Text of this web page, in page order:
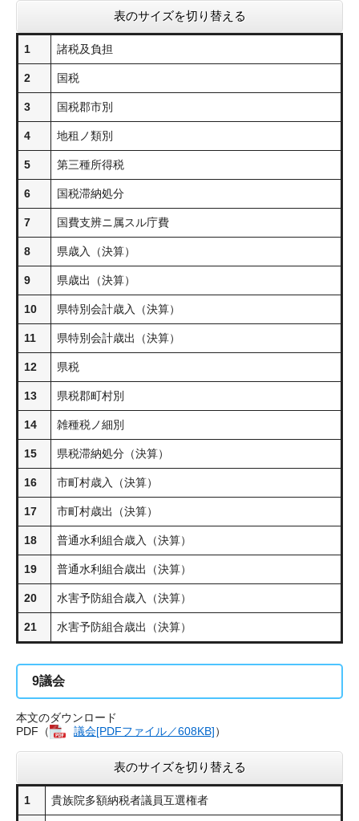
表のサイズを切り替える
1 諸税及負担
2 国税
3 国税郡市別
4 地租ノ類別
5 第三種所得税
6 国税滞納処分
7 国費支辨ニ属スル庁費
8 県歳入（決算）
9 県歳出（決算）
10 県特別会計歳入（決算）
11 県特別会計歳出（決算）
12 県税
13 県税郡町村別
14 雑種税ノ細別
15 県税滞納処分（決算）
16 市町村歳入（決算）
17 市町村歳出（決算）
18 普通水利組合歳入（決算）
19 普通水利組合歳出（決算）
20 水害予防組合歳入（決算）
21 水害予防組合歳出（決算）
9議会
本文のダウンロード
PDF（
議会[PDFファイル／608KB]）
表のサイズを切り替える
1 貴族院多額納税者議員互選権者